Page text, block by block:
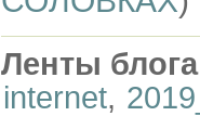
Ленты
internet,